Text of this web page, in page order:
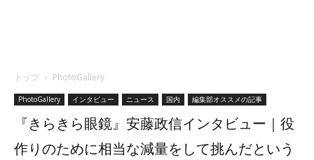
トップ PhotoGallery
PhotoGallery インタビュー ニュース 国内 編集部オススメの記事
『きらきら眼鏡』安藤政信インタビュー｜役
作りのために相当な減量をして挑んだという